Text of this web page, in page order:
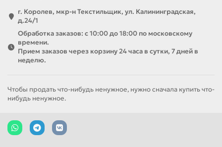
г. Королев, мкр-н Текстильщик, ул. Калининградская,
д.24/1
Обработка заказов: с 10:00 до 18:00 по московскому
времени.
Прием заказов через корзину 24 часа в сутки, 7 дней в
неделю.
Чтобы продать что-нибудь ненужное, нужно сначала купить что-
нибудь ненужное.